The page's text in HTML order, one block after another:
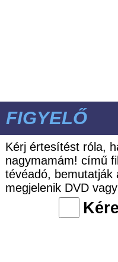
FIGYELŐ
Kérj értesítést róla,
nagymamám! című
tévéadó, bemutatják
megjelenik DVD